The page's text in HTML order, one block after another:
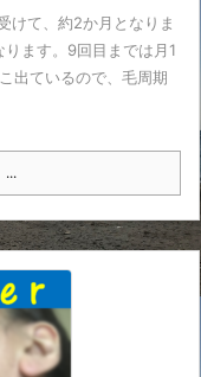
けて、約2か月となりま
ます。9回目までは月1
出ているので、毛周期
...